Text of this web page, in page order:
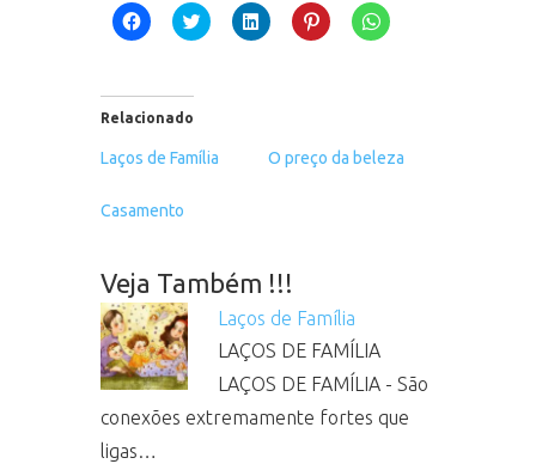
Clique
para
em
nova
janela)
Clique
para
Clique
para
Clique
para
Clique
para
Relacionado
Laços de Família O preço da beleza
Casamento
Veja Também !!!
Laços de Família
LAÇOS DE FAMÍLIA
LAÇOS DE FAMÍLIA - São
conexões extremamente fortes que
ligas…